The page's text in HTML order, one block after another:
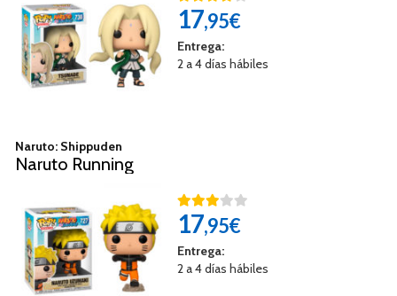
17,95€
Entrega:
2 a 4 días hábiles
Naruto: Shippuden
Naruto Running
17,95€
Entrega:
2 a 4 días hábiles